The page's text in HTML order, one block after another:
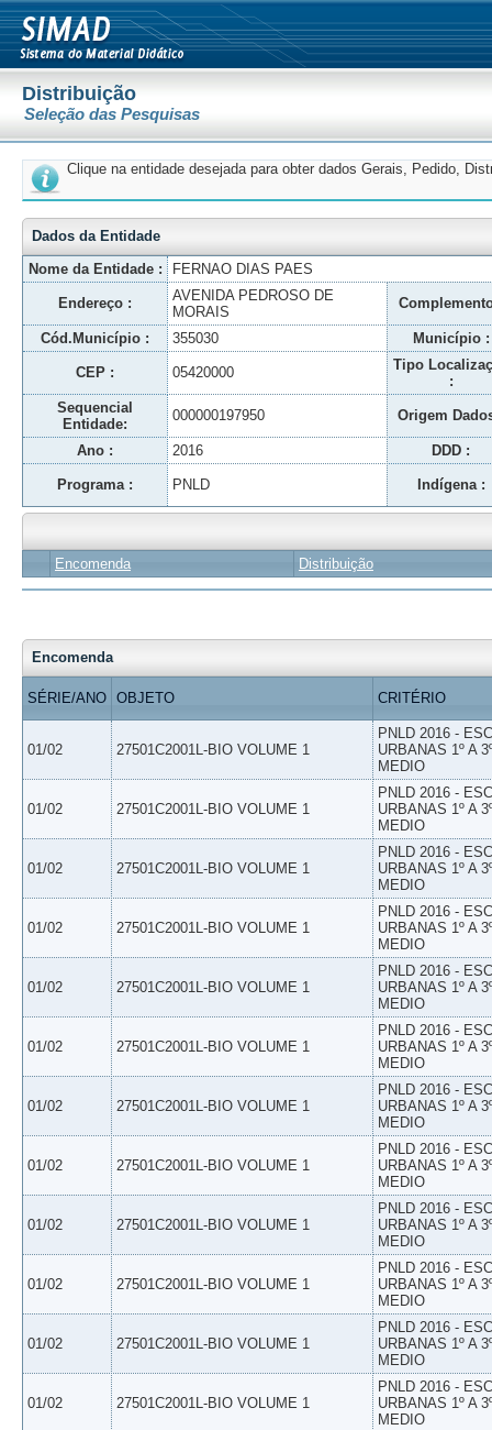
Distribuição
Seleção das Pesquisas
Clique na entidade desejada para obter dados Gerais, Pedido,
Dados da Entidade
Nome da Entidade :
FERNAO DIAS PAES
Endereço :
AVENIDA PEDROSO DE
MORAIS
Cód.Município : 355030 Município :
CEP : 05420000
Tipo
:
Sequencial
Entidade:
000000197950 Origem
Ano : 2016 DDD :
Programa : PNLD Indígena :
Encomenda Distribuição
Encomenda
SÉRIE/ANO OBJETO CRITÉRIO
01/02 27501C2001L-BIO VOLUME 1
PNLD 2016 -
URBANAS 1º A
MEDIO
01/02 27501C2001L-BIO VOLUME 1
PNLD 2016 -
URBANAS 1º A
MEDIO
01/02 27501C2001L-BIO VOLUME 1
PNLD 2016 -
URBANAS 1º A
MEDIO
01/02 27501C2001L-BIO VOLUME 1
PNLD 2016 -
URBANAS 1º A
MEDIO
01/02 27501C2001L-BIO VOLUME 1
PNLD 2016 -
URBANAS 1º A
MEDIO
01/02 27501C2001L-BIO VOLUME 1
PNLD 2016 -
URBANAS 1º A
MEDIO
01/02 27501C2001L-BIO VOLUME 1
PNLD 2016 -
URBANAS 1º A
MEDIO
01/02 27501C2001L-BIO VOLUME 1
PNLD 2016 -
URBANAS 1º A
MEDIO
01/02 27501C2001L-BIO VOLUME 1
PNLD 2016 -
URBANAS 1º A
MEDIO
01/02 27501C2001L-BIO VOLUME 1
PNLD 2016 -
URBANAS 1º A
MEDIO
01/02 27501C2001L-BIO VOLUME 1
PNLD 2016 -
URBANAS 1º A
MEDIO
01/02 27501C2001L-BIO VOLUME 1
PNLD 2016 -
URBANAS 1º A
MEDIO